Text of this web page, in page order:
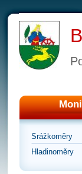
Srážkoměry
Hladinoměry